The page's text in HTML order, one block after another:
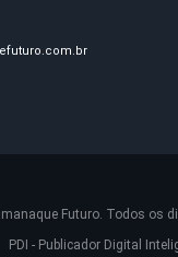
Futuro. Todos os
PDI - Publicador Digital